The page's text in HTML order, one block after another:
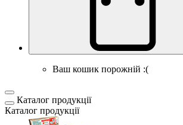
Ваш кошик порожній :(
Каталог продукції
Каталог продукції